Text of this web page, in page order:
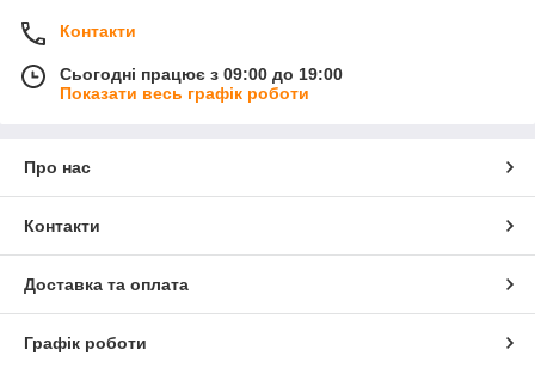
Контакти
Сьогодні працює з 09:00 до 19:00
Показати весь графік роботи
Про нас
Контакти
Доставка та оплата
Графік роботи